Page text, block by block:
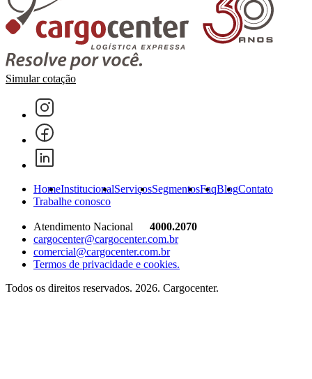
Simular cotação
HomeInstitucionalServiçosSegmentosFaqBlogContato
Trabalhe conosco
Atendimento Nacional
4000.2070
cargocenter@cargocenter.com.br
comercial@cargocenter.com.br
Termos de privacidade e cookies.
Todos os direitos reservados. 2026. Cargocenter.